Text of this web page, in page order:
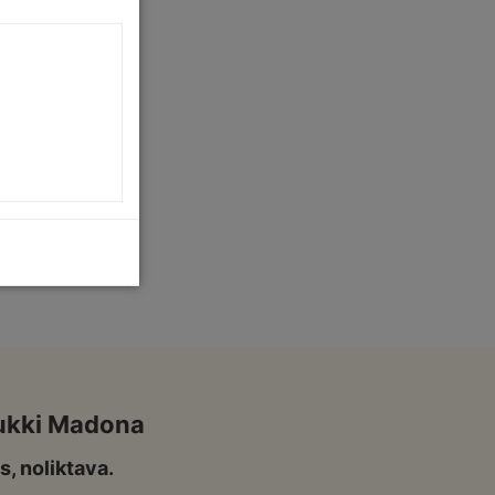
Madona
noliktava.